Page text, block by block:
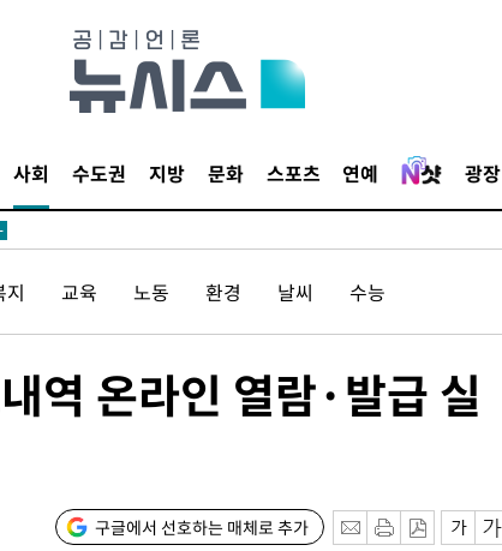
사회 수도권 지방 문화 스포츠 연예 광장
지 교육 노동 환경 날씨 수능
역 온라인 열람·발급 실
구글에서 선호하는 매체로 추가